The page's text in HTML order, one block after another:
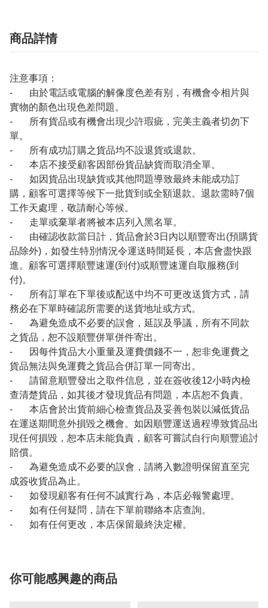
商品詳情
注意事項：
- 由於電話或電腦的解像度色差有别，有機會令相片與
實物的顏色出現色差問題。
- 所有貨品或有機會出現少許瑕疵，完美主義者切勿下
單。
- 所有成功訂購之貨品均不設退貨或退款。
- 本店不接受顧客因部份貨品缺貨而取消全單。
- 如因貨品出現缺貨或其他問題導致最終未能成功訂
購，顧客可選擇等候下一批貨到或全額退款。退款需時7個
工作天處理，敬請耐心等候。
- 走單或棄單者將被本店列入黑名單。
- 由確認收款當日計，貨品會於3日內以順豐寄出(預購貨
品除外)，如發生特別情況令運送時間延長，本店會盡快跟
進。顧客可選擇順豐速運(到付)或順豐速運自取服務(到
付)。
- 所有訂單在下單後或配送中均不可更改送貨方式，請
務必在下單時確認所需要的送貨地址或方式。
- 為避免造成不必要的誤會，延誤及爭議，所有不同款
之貨品，恕不設順豐併單併件寄出。
- 因每件貨品大小重量及運費價錢不一，恕非免運費之
貨品無法與免運費之貨品合併訂單一同寄出。
- 請留意順豐發出之取件信息，並在簽收後12小時內檢
查清楚貨品，如其後才發現貨品有問題，本店恕不負責。
- 本店會於出貨前細心檢查貨品及妥善包裝以減低貨品
在運送期間意外損毀之機會。如因順豐運送過程導致貨品出
現任何損毀，恕本店未能負責，顧客可嘗試自行向順豐追討
賠償。
- 為避免造成不必要的誤會，請將入數證明保留直至完
成簽收貨品為止。
- 如發現顧客有任何不誠實行為，本店必報警處理。
- 如有任何疑問，請在下單前聯絡本店查詢。
- 如有任何更改，本店保留最終決定權。
你可能感興趣的商品